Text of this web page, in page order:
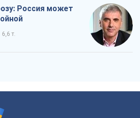
Россия может
6,6 т.